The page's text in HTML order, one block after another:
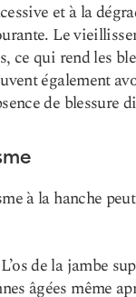
et à la
Le
ce qui rend les
également
de blessure
à la hanche
L’os de la jambe
âgées même